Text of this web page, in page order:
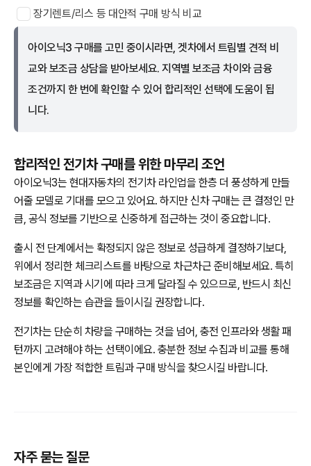
장기렌트/리스 등 대안적 구매 방식 비교
아이오닉3 구매를 고민 중이시라면, 겟차에서 트림별 견적 비
교와 보조금 상담을 받아보세요. 지역별 보조금 차이와 금융
조건까지 한 번에 확인할 수 있어 합리적인 선택에 도움이 됩
니다.
합리적인 전기차 구매를 위한 마무리 조언
아이오닉3는 현대자동차의 전기차 라인업을 한층 더 풍성하게 만들
어줄 모델로 기대를 모으고 있어요. 하지만 신차 구매는 큰 결정인 만
큼, 공식 정보를 기반으로 신중하게 접근하는 것이 중요합니다.
출시 전 단계에서는 확정되지 않은 정보로 성급하게 결정하기보다,
위에서 정리한 체크리스트를 바탕으로 차근차근 준비해보세요. 특히
보조금은 지역과 시기에 따라 크게 달라질 수 있으므로, 반드시 최신
정보를 확인하는 습관을 들이시길 권장합니다.
전기차는 단순히 차량을 구매하는 것을 넘어, 충전 인프라와 생활 패
턴까지 고려해야 하는 선택이에요. 충분한 정보 수집과 비교를 통해
본인에게 가장 적합한 트림과 구매 방식을 찾으시길 바랍니다.
자주 묻는 질문